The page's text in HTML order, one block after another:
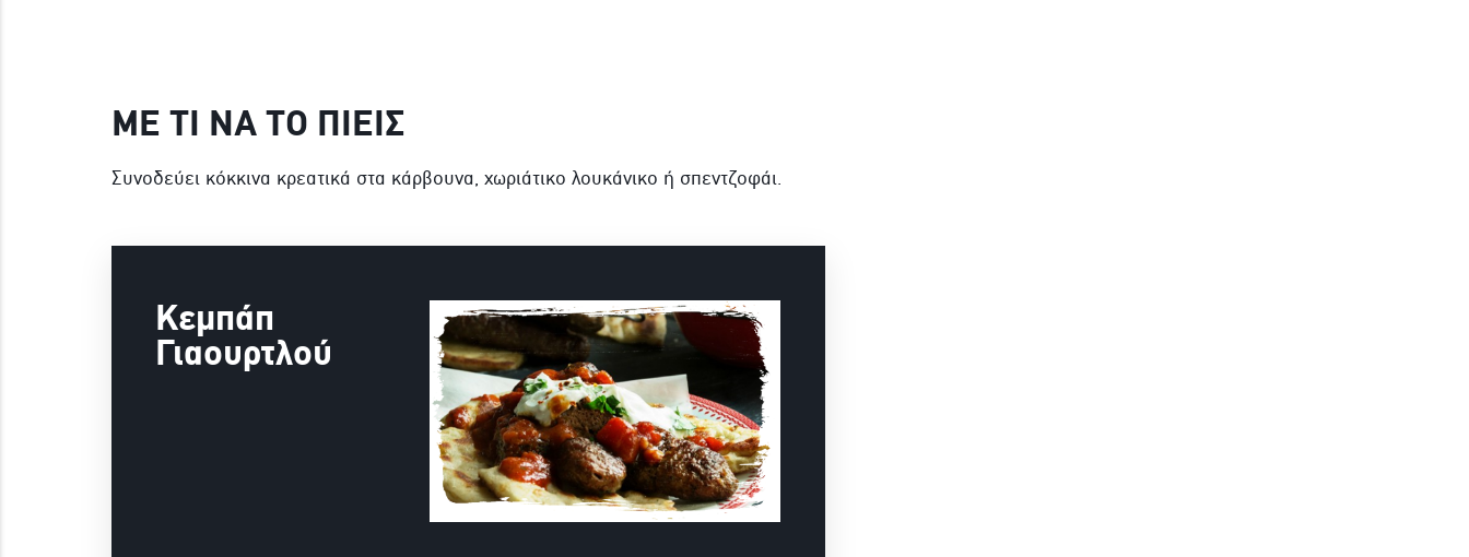
ΜΕ ΤΙ ΝΑ ΤΟ ΠΙΕΙΣ
Συνοδεύει κόκκινα κρεατικά στα κάρβουνα, χωριάτικο λουκάνικο ή σπεντζοφάι.
Κεμπάπ
Γιαουρτλού